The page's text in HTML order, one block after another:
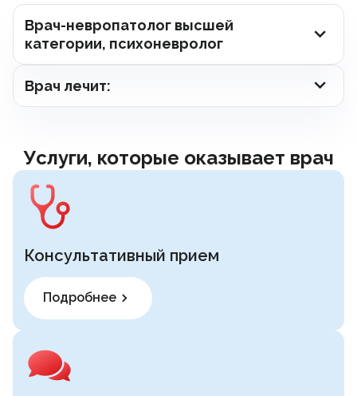
Косметология
Массаж и реабилитация
Анализы
Электронные рецепты
Врач-невропатолог высшей
категории, психоневролог
Врач лечит:
Услуги, которые оказывает врач
Консультативный прием
Подробнее